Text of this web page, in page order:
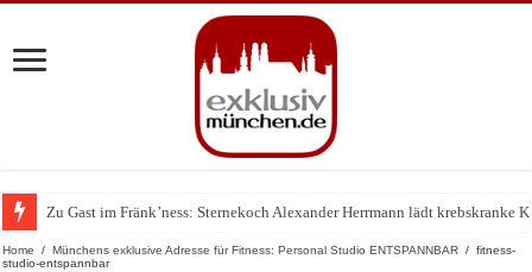
Zu Gast im Fränk’ness: Sternekoch Alexander Herrmann lädt krebskranke
Warum München gerade zum Treffpunkt der Lingerie-Branche wurde
Home / Münchens exklusive Adresse für Fitness: Personal Studio ENTSPANNBAR / fitness-
studio-entspannbar